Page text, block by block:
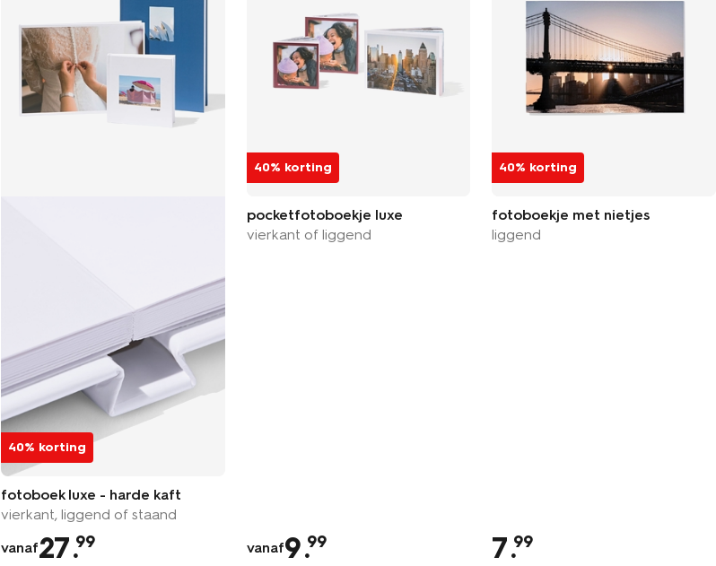
40% korting
fotoboek luxe - harde kaft
vierkant, liggend of staand
vanaf27.99
40% korting
pocketfotoboekje luxe
vierkant of liggend
vanaf9.99
40% korting
fotoboekje met nietjes
liggend
7.99